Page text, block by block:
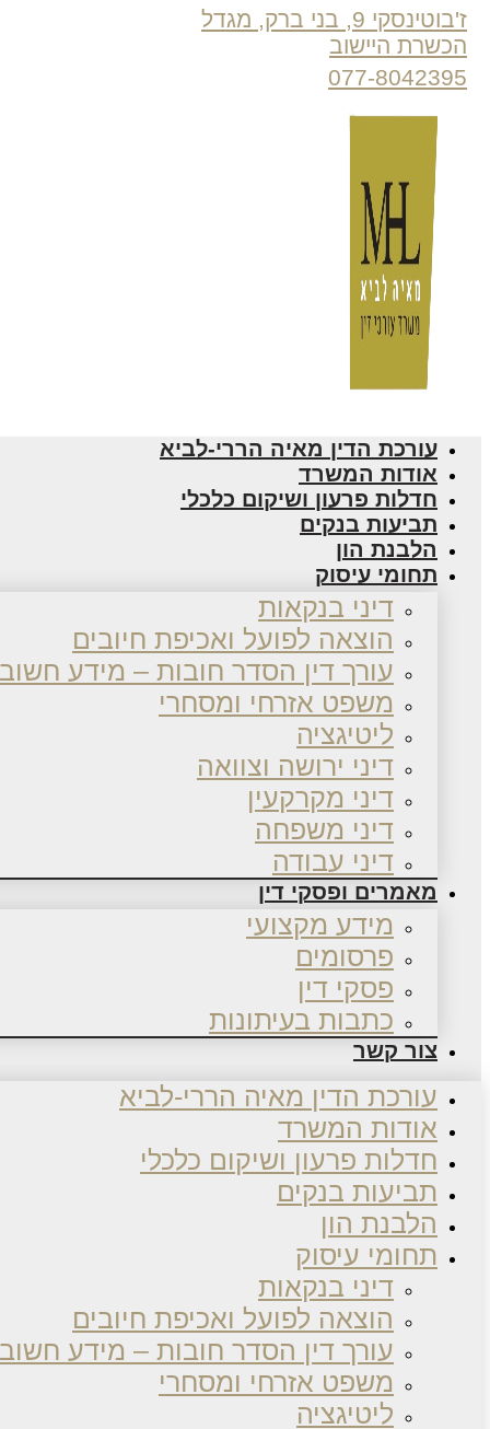
ז'בוטינסקי 9, בני ברק, מגדל
הכשרת היישוב
077-8042395
עורכת הדין מאיה הררי-לביא
אודות המשרד
חדלות פרעון ושיקום כלכלי
תביעות בנקים
הלבנת הון
תחומי עיסוק
דיני בנקאות
הוצאה לפועל ואכיפת חיובים
עורך דין הסדר חובות – מידע
משפט אזרחי ומסחרי
ליטיגציה
דיני ירושה וצוואה
דיני מקרקעין
דיני משפחה
דיני עבודה
מאמרים ופסקי דין
מידע מקצועי
פרסומים
פסקי דין
כתבות בעיתונות
צור קשר
עורכת הדין מאיה הררי-לביא
אודות המשרד
חדלות פרעון ושיקום כלכלי
תביעות בנקים
הלבנת הון
תחומי עיסוק
דיני בנקאות
הוצאה לפועל ואכיפת חיובים
עורך דין הסדר חובות – מידע
משפט אזרחי ומסחרי
ליטיגציה